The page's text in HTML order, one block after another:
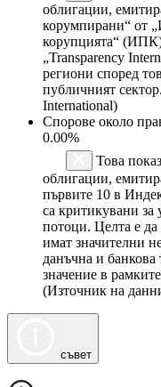
облигации,
корумпирани“ от
корупцията“ (ИПК)
„Transparency
региони според
публичният
International)
Спорове около
0.00%
Това
облигации,
първите 10 в
са критикувани за
потоци. Целта е да
имат значителни
данъчна и банкова
значение в
(Източник на
съвет